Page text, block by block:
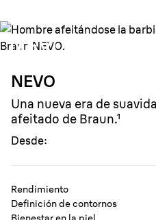
NEVO
Una nueva era de
afeitado de Braun.¹
Desde:
Rendimiento
Definición de contornos